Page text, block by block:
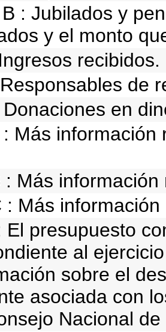
: Jubilados y
y el monto
recibidos.
de
Donaciones en
: Más
: Más
: Más
El presupuesto
al
sobre el
asociada con
Nacional